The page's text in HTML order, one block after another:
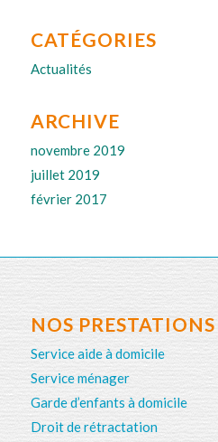
CATÉGORIES
Actualités
ARCHIVE
novembre 2019
juillet 2019
février 2017
NOS PRESTATIONS
Service aide à domicile
Service ménager
Garde d’enfants à domicile
Droit de rétractation